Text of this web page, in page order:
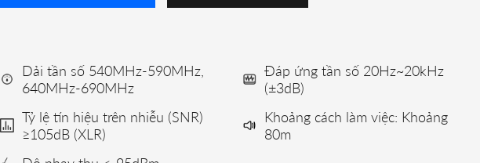
Dải tần số 540MHz-590MHz,
640MHz-690MHz
Đáp ứng tần số 20Hz~20kHz
(±3dB)
Tỷ lệ tín hiệu trên nhiễu (SNR)
≥105dB (XLR)
Khoảng cách làm việc: Khoảng
80m